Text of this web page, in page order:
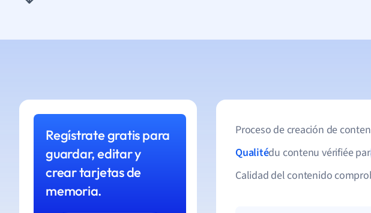
Regístrate gratis para
guardar, editar y
crear tarjetas de
memoria.
Proceso de creación de
Qualitédu contenu vérifiée par
Calidad del contenido